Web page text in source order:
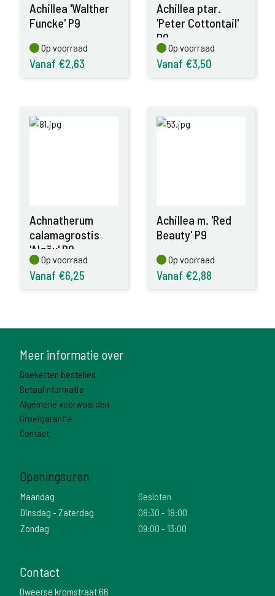
Achillea 'Walther
Funcke' P9
Op voorraad
Op voorraad
Vanaf €2,63
Achillea ptar.
'Peter Cottontail'
P9
Op voorraad
Op voorraad
Vanaf €3,50
Achnatherum
calamagrostis
'Algäu' P9
Op voorraad
Op voorraad
Vanaf €6,25
Achillea m. 'Red
Beauty' P9
Op voorraad
Op voorraad
Vanaf €2,88
Meer informatie over
Boeketten bestellen
Betaalinformatie
Algemene voorwaarden
Groeigarantie
Contact
Openingsuren
Maandag
Gesloten
Dinsdag - Zaterdag
08:30 - 18:00
Zondag
09:00 - 13:00
Contact
Dweerse kromstraat 66